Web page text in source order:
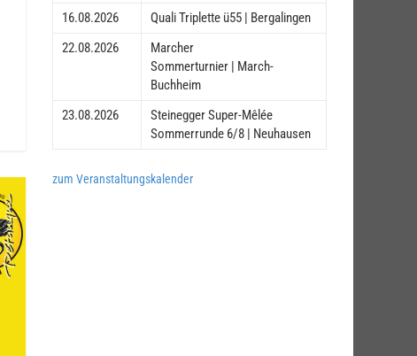
16.08.2026
Quali Triplette ü55 | Bergalingen
22.08.2026
Marcher
Sommerturnier | March-
Buchheim
23.08.2026
Steinegger Super-Mêlée
Sommerrunde 6/8 | Neuhausen
zum Veranstaltungskalender